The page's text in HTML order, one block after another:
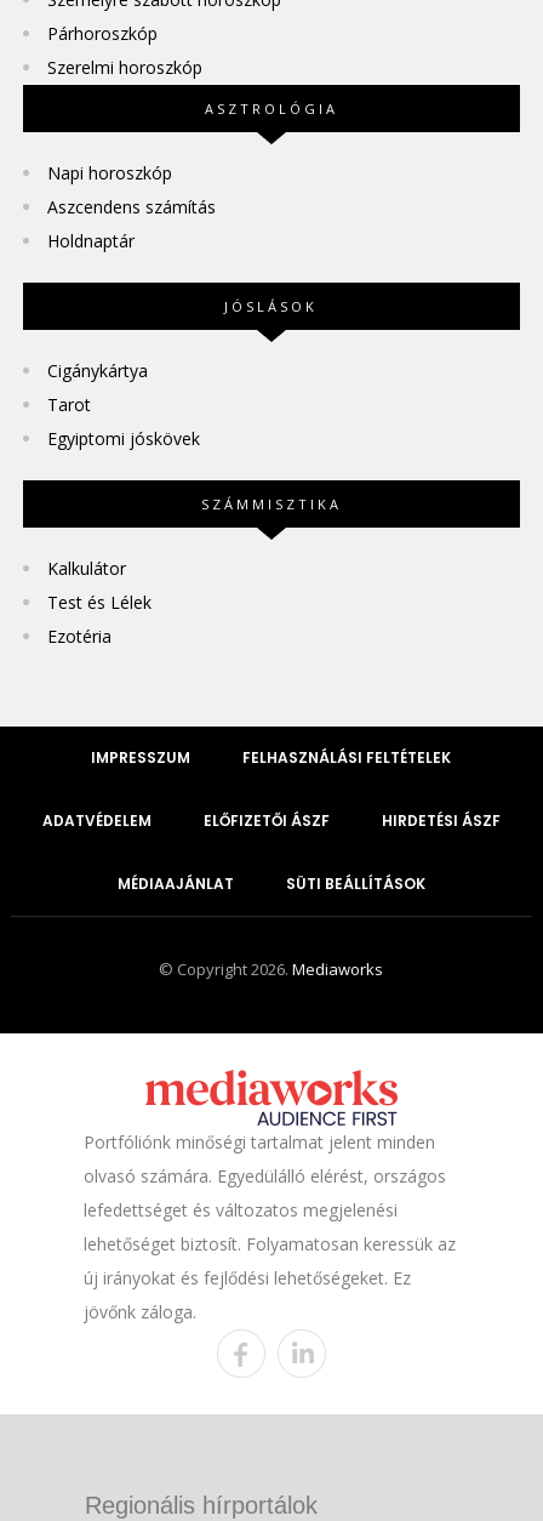
Párhoroszkóp
Szerelmi horoszkóp
ASZTROLÓGIA
Napi horoszkóp
Aszcendens számítás
Holdnaptár
JÓSLÁSOK
Cigánykártya
Tarot
Egyiptomi jóskövek
SZÁMMISZTIKA
Kalkulátor
Test és Lélek
Ezotéria
IMPRESSZUM FELHASZNÁLÁSI FELTÉTELEK
ADATVÉDELEM ELŐFIZETŐI ÁSZF HIRDETÉSI ÁSZF
MÉDIAAJÁNLAT SÜTI BEÁLLÍTÁSOK
© Copyright 2026.Mediaworks
Portfóliónk minőségi tartalmat jelent minden
olvasó számára. Egyedülálló elérést, országos
lefedettséget és változatos megjelenési
lehetőséget biztosít. Folyamatosan keressük az
új irányokat és fejlődési lehetőségeket. Ez
jövőnk záloga.
Regionális hírportálok